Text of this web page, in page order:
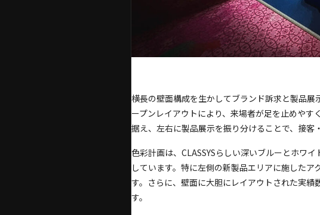
横長の壁面構成を生かしてブランド訴求と製品
ープンレイアウトにより、来場者が足を止めや
据え、左右に製品展示を振り分けることで、接客
色彩計画は、CLASSYSらしい深いブルーとホワ
しています。特に左側の新製品エリアに施した
す。さらに、壁面に大胆にレイアウトされた実
す。